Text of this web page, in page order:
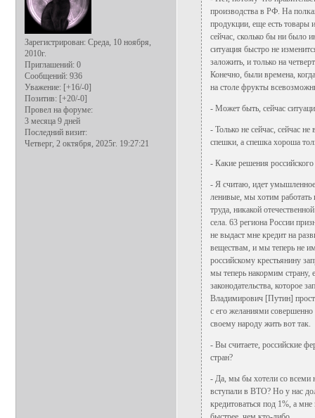
Зарегистрирован: Среда, 10 ноября,
2010г.
Приглашений: 0
Сообщений: 936
Уважение: [+16/-0]
Позитив: [+20/-0]
Провел на форуме:
3 месяца 9 дней
Последний визит:
Четверг, 2 октября, 2025г. 19:27:21
производства в РФ. На
продукции, еще есть товары
сейчас, сколько бы ни было
ситуация быстро не
заложить, и только на
Конечно, были времена,
на столе фрукты
- Может быть, сейчас
- Только не сейчас, сейчас
спешки, а спешка хороша
- Какие решения российского
- Я считаю, идет
ленивые, мы хотим работать
труда, никакой
села. 63 региона России
не выдаст мне кредит на
веществам, и мы теперь не
российскому крестьянину
мы теперь накормим страну,
законодательства, которое
Владимирович [Путин]
с его желаниями
своему народу жить вот так.
- Вы считаете, российские
стран?
- Да, мы бы хотели со всеми
вступали в ВТО? Но у нас
кредитоваться под 1%, а